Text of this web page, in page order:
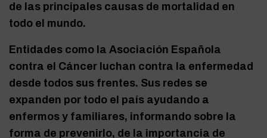
de las principales causas de mortalidad en
todo el mundo.
Entidades como la Asociación Española
contra el Cáncer luchan contra la enfermedad
desde todos sus frentes. Sus redes se
expanden por todo el país ayudando a
enfermos y familiares, informando sobre la
forma de prevenirlo, de la importancia de